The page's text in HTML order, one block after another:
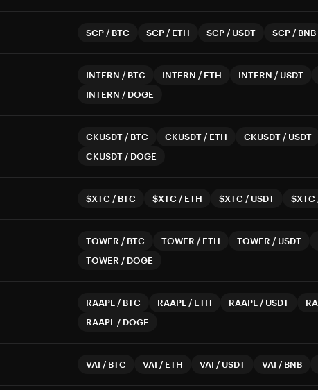
SCP / BTC SCP / ETH SCP / USDT SCP / BNB
INTERN / BTC INTERN / ETH INTERN / USDT
INTERN / DOGE
CKUSDT / BTC CKUSDT / ETH CKUSDT / USDT
CKUSDT / DOGE
$XTC / BTC $XTC / ETH $XTC / USDT $XTC
TOWER / BTC TOWER / ETH TOWER / USDT
TOWER / DOGE
RAAPL / BTC RAAPL / ETH RAAPL / USDT
RAAPL / DOGE
VAI / BTC VAI / ETH VAI / USDT VAI / BNB